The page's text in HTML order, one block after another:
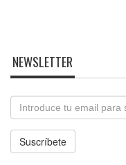
NEWSLETTER
Email
Suscríbete